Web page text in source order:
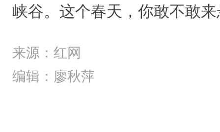
峡谷。这个春天，你敢不敢
来源：红网
编辑：廖秋萍